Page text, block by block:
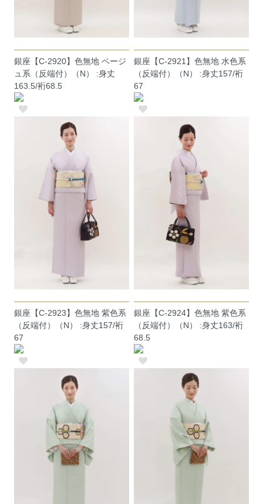
銀座【C-2920】色無地 ベージ
ュ系（反端付）（N） :身丈
163.5/裄68.5
銀座【C-2921】色無地 水色系
（反端付）（N） :身丈157/裄
67
銀座【C-2923】色無地 紫色系
（反端付）（N） :身丈157/裄
67
銀座【C-2924】色無地 紫色系
（反端付）（N） :身丈163/裄
68.5